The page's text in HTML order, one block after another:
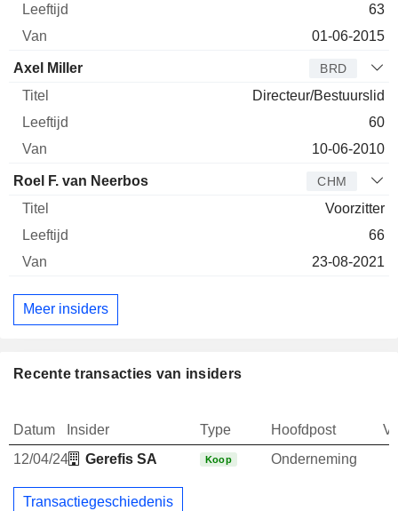
63
01-06-2015
Axel Miller BRD
Directeur/Bestuurslid
60
10-06-2010
Roel F. van Neerbos CHM
Voorzitter
66
23-08-2021
Meer insiders
Recente transacties van insiders
Datum Insider Type Hoofdpost
12/04/24
Gerefis SA Koop Onderneming
Transactiegeschiedenis